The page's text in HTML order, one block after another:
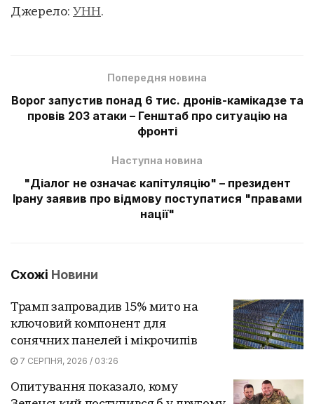
Джерело: УНН.
Попередня новина
Ворог запустив понад 6 тис. дронів-камікадзе та
провів 203 атаки – Генштаб про ситуацію на
фронті
Наступна новина
"Діалог не означає капітуляцію" – президент
Ірану заявив про відмову поступатися "правами
нації"
Схожі Новини
Трамп запровадив 15% мито на
ключовий компонент для
сонячних панелей і мікрочипів
7 СЕРПНЯ, 2026 / 03:26
Опитування показало, кому